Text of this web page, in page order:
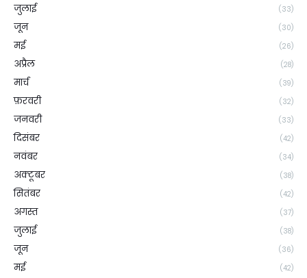
जुलाई (33)
जून (30)
मई (26)
अप्रैल (28)
मार्च (39)
फ़रवरी (32)
जनवरी (33)
दिसंबर (42)
नवंबर (34)
अक्टूबर (38)
सितंबर (42)
अगस्त (37)
जुलाई (38)
जून (36)
मई (42)